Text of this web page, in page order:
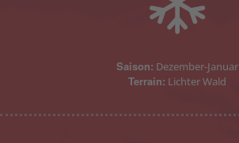
Saison: Dezember-Januar
Terrain: Lichter Wald